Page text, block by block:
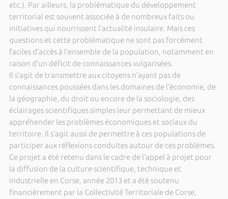
etc.). Par ailleurs, la problématique du développement
territorial est souvent associée à de nombreux faits ou
initiatives qui nourrissent l’actualité insulaire. Mais ces
questions et cette problématique ne sont pas forcément
faciles d’accès à l’ensemble de la population, notamment en
raison d’un déficit de connaissances vulgarisées.
Il s’agit de transmettre aux citoyens n’ayant pas de
connaissances poussées dans les domaines de l’économie, de
la géographie, du droit ou encore de la sociologie, des
éclairages scientifiques simples leur permettant de mieux
appréhender les problèmes économiques et sociaux du
territoire. Il s’agit aussi de permettre à ces populations de
participer aux réflexions conduites autour de ces problèmes.
Ce projet a été retenu dans le cadre de l’appel à projet pour
la diffusion de la culture scientifique, technique et
industrielle en Corse, année 2013 et a été soutenu
financièrement par la Collectivité Territoriale de Corse,